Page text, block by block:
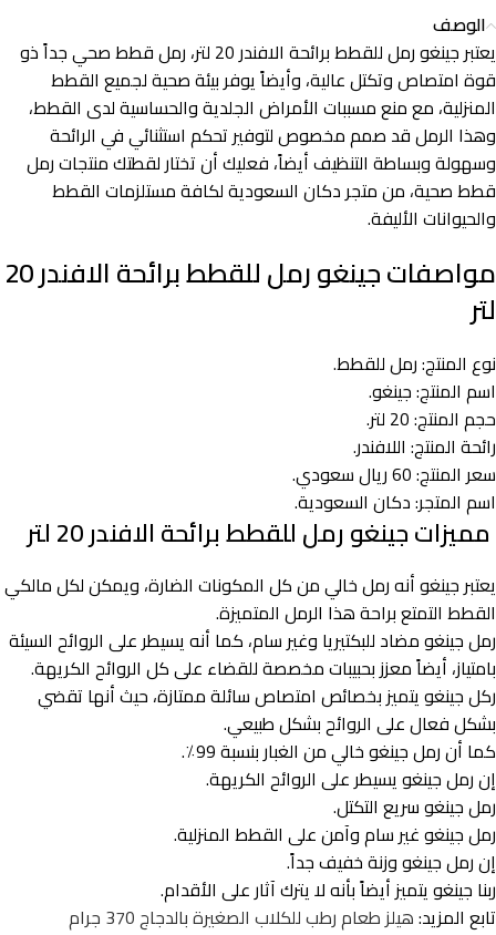
الوصف
يعتبر جينغو رمل للقطط برائحة الافندر 20 لتر، رمل قطط صحي جداً ذو
قوة امتصاص وتكتل عالية، وأيضاً يوفر بيئة صحية لجميع القطط
المنزلية، مع منع مسببات الأمراض الجلدية والحساسية لدى القطط،
وهذا الرمل قد صمم مخصوص لتوفير تحكم استثنائي في الرائحة
وسهولة وبساطة التنظيف أيضاً، فعليك أن تختار لقطتك منتجات رمل
قطط صحية، من متجر دكان السعودية لكافة مستلزمات القطط
والحيوانات الأليفة.
مواصفات جينغو رمل للقطط برائحة الافندر 20
لتر
نوع المنتج: رمل للقطط.
اسم المنتج: جينغو.
حجم المنتج: 20 لتر.
رائحة المنتج: اللافندر.
سعر المنتج: 60 ريال سعودي.
اسم المتجر: دكان السعودية.
مميزات جينغو رمل للقطط برائحة الافندر 20 لتر
يعتبر جينغو أنه رمل خالي من كل المكونات الضارة، ويمكن لكل مالكي
القطط التمتع براحة هذا الرمل المتميزة.
رمل جينغو مضاد للبكتيريا وغير سام، كما أنه يسيطر على الروائح السيئة
بامتياز، أيضاً معزز بحبيبات مخصصة للقضاء على كل الروائح الكريهة.
ركل جينغو يتميز بخصائص امتصاص سائلة ممتازة، حيث أنها تقضي
بشكل فعال على الروائح بشكل طبيعي.
كما أن رمل جينغو خالي من الغبار بنسبة 99٪.
إن رمل جينغو يسيطر على الروائح الكريهة.
رمل جينغو سريع التكتل.
رمل جينغو غير سام وآمن على القطط المنزلية.
إن رمل جينغو وزنة خفيف جداً.
ربنا جينغو يتميز أيضاً بأنه لا يترك آثار على الأقدام.
تابع المزيد:هيلز طعام رطب للكلاب الصغيرة بالدجاج 370 جرام